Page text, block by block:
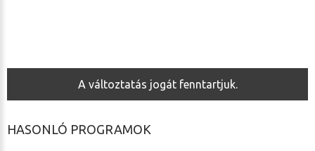
A változtatás jogát fenntartjuk.
HASONLÓ PROGRAMOK